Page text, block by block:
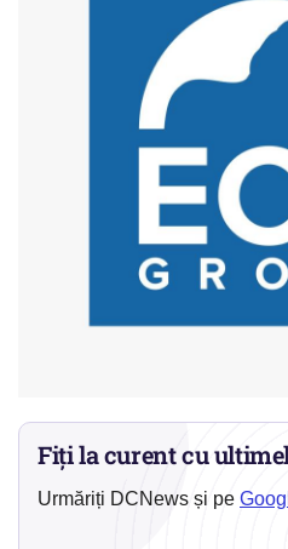
Fiți la curent cu
Urmăriți DCNews și pe